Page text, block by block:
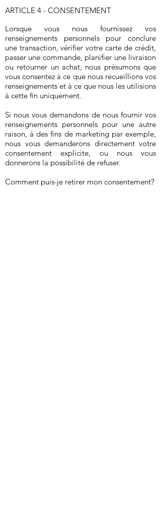
ARTICLE 4 - CONSENTEMENT
Lorsque vous nous fournissez vos
renseignements personnels pour conclure
une transaction, vérifier votre carte de crédit,
passer une commande, planifier une livraison
ou retourner un achat, nous présumons que
vous consentez à ce que nous recueillions vos
renseignements et à ce que nous les utilisions
à cette fin uniquement.
Si nous vous demandons de nous fournir vos
renseignements personnels pour une autre
raison, à des fins de marketing par exemple,
nous vous demanderons directement votre
consentement explicite, ou nous vous
donnerons la possibilité de refuser.
Comment puis-je retirer mon consentement?